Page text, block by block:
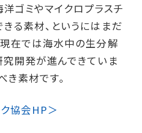
ゴミやマイクロプラスチ
る素材、というにはまだ
在では海水中の生分解
開発が進んできていま
き素材です。
協会HP＞